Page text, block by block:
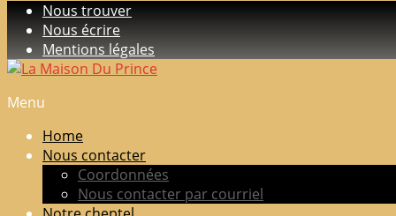
Nous trouver
Nous écrire
Mentions légales
La
Maison
Du
Prince
Elevage
Menu
Home
Nous contacter
Coordonnées
Nous contacter par courriel